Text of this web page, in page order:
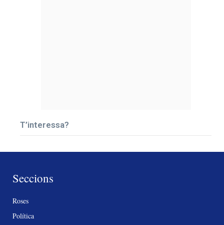
T’interessa?
Seccions
Roses
Política